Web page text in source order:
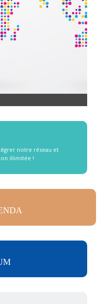
notre réseau et
illimitée !